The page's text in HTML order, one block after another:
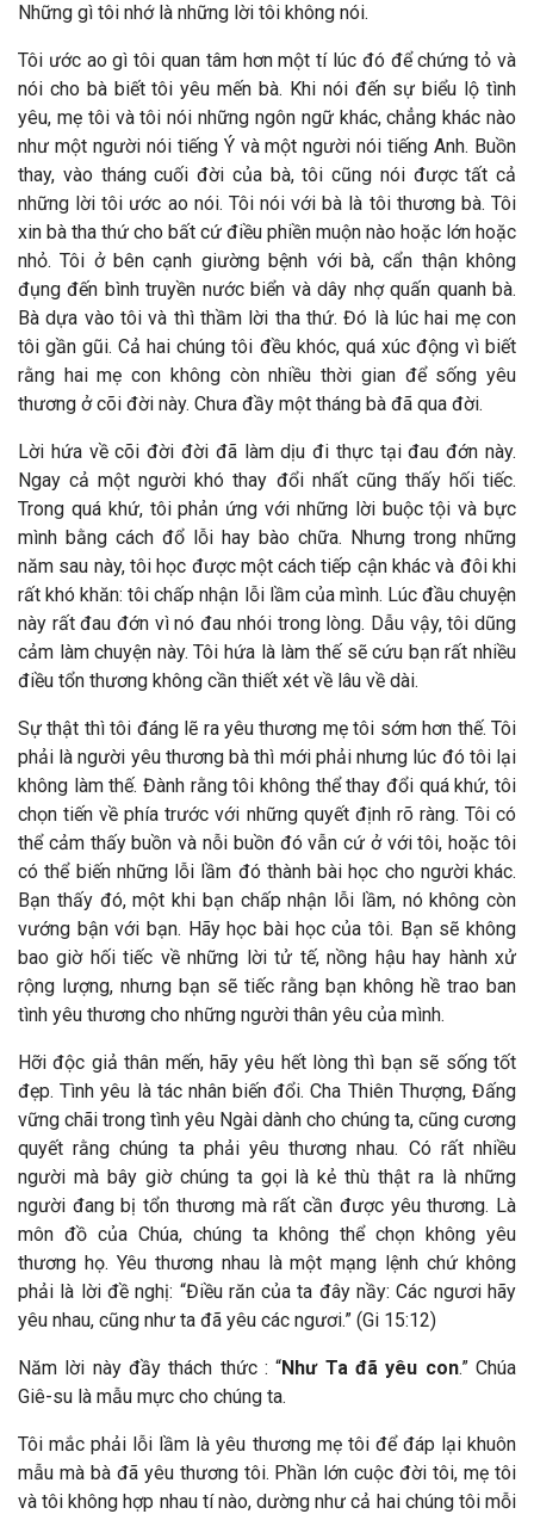
Những gì tôi nhớ là những lời tôi không nói.
Tôi ước ao gì tôi quan tâm hơn một tí lúc đó để chứng tỏ và
nói cho bà biết tôi yêu mến bà. Khi nói đến sự biểu lộ tình
yêu, mẹ tôi và tôi nói những ngôn ngữ khác, chẳng khác nào
như một người nói tiếng Ý và một người nói tiếng Anh. Buồn
thay, vào tháng cuối đời của bà, tôi cũng nói được tất cả
những lời tôi ước ao nói. Tôi nói với bà là tôi thương bà. Tôi
xin bà tha thứ cho bất cứ điều phiền muộn nào hoặc lớn hoặc
nhỏ. Tôi ở bên cạnh giường bệnh với bà, cẩn thận không
đụng đến bình truyền nước biển và dây nhợ quấn quanh bà.
Bà dựa vào tôi và thì thầm lời tha thứ. Đó là lúc hai mẹ con
tôi gần gũi. Cả hai chúng tôi đều khóc, quá xúc động vì biết
rằng hai mẹ con không còn nhiều thời gian để sống yêu
thương ở cõi đời này. Chưa đầy một tháng bà đã qua đời.
Lời hứa về cõi đời đời đã làm dịu đi thực tại đau đớn này.
Ngay cả một người khó thay đổi nhất cũng thấy hối tiếc.
Trong quá khứ, tôi phản ứng với những lời buộc tội và bực
mình bằng cách đổ lỗi hay bào chữa. Nhưng trong những
năm sau này, tôi học được một cách tiếp cận khác và đôi khi
rất khó khăn: tôi chấp nhận lỗi lầm của mình. Lúc đầu chuyện
này rất đau đớn vì nó đau nhói trong lòng. Dẫu vậy, tôi dũng
cảm làm chuyện này. Tôi hứa là làm thế sẽ cứu bạn rất nhiều
điều tổn thương không cần thiết xét về lâu về dài.
Sự thật thì tôi đáng lẽ ra yêu thương mẹ tôi sớm hơn thế. Tôi
phải là người yêu thương bà thì mới phải nhưng lúc đó tôi lại
không làm thế. Đành rằng tôi không thể thay đổi quá khứ, tôi
chọn tiến về phía trước với những quyết định rõ ràng. Tôi có
thể cảm thấy buồn và nỗi buồn đó vẫn cứ ở với tôi, hoặc tôi
có thể biến những lỗi lầm đó thành bài học cho người khác.
Bạn thấy đó, một khi bạn chấp nhận lỗi lầm, nó không còn
vướng bận với bạn. Hãy học bài học của tôi. Bạn sẽ không
bao giờ hối tiếc về những lời tử tế, nồng hậu hay hành xử
rộng lượng, nhưng bạn sẽ tiếc rằng bạn không hề trao ban
tình yêu thương cho những người thân yêu của mình.
Hỡi độc giả thân mến, hãy yêu hết lòng thì bạn sẽ sống tốt
đẹp. Tình yêu là tác nhân biến đổi. Cha Thiên Thượng, Đấng
vững chãi trong tình yêu Ngài dành cho chúng ta, cũng cương
quyết rằng chúng ta phải yêu thương nhau. Có rất nhiều
người mà bây giờ chúng ta gọi là kẻ thù thật ra là những
người đang bị tổn thương mà rất cần được yêu thương. Là
môn đồ của Chúa, chúng ta không thể chọn không yêu
thương họ. Yêu thương nhau là một mạng lệnh chứ không
phải là lời đề nghị: “Điều răn của ta đây nầy: Các ngươi hãy
yêu nhau, cũng như ta đã yêu các ngươi.” (Gi 15:12)
Năm lời này đầy thách thức : “Như Ta đã yêu con.” Chúa
Giê-su là mẫu mực cho chúng ta.
Tôi mắc phải lỗi lầm là yêu thương mẹ tôi để đáp lại khuôn
mẫu mà bà đã yêu thương tôi. Phần lớn cuộc đời tôi, mẹ tôi
và tôi không hợp nhau tí nào, dường như cả hai chúng tôi mỗi